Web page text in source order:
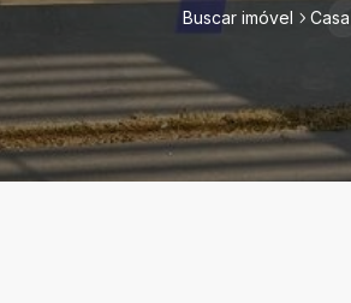
Buscar imóvel